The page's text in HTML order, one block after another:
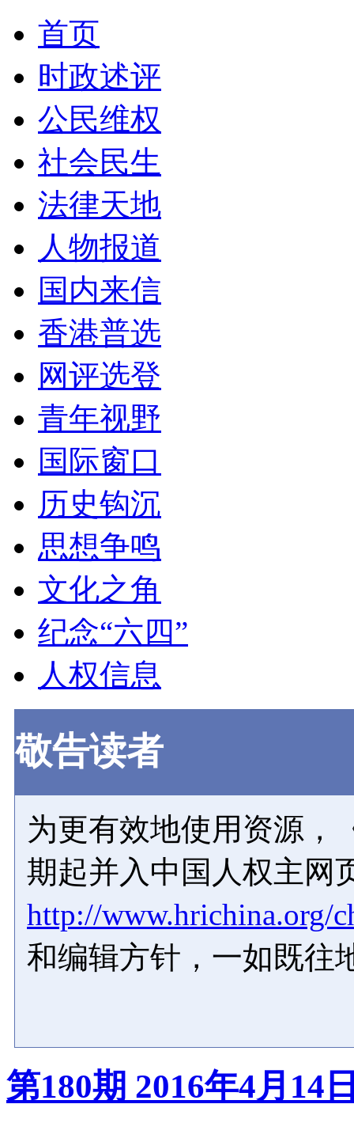
首页
时政述评
公民维权
社会民生
法律天地
人物报道
国内来信
香港普选
网评选登
青年视野
国际窗口
历史钩沉
思想争鸣
文化之角
纪念“六四”
人权信息
敬告读者
为更有效地使用资源，
期起并入中国人权主网
http://www.hrichina.org/
和编辑方针，一如既往
第180期 2016年4月14